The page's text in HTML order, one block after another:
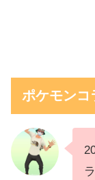
ポケモンコ